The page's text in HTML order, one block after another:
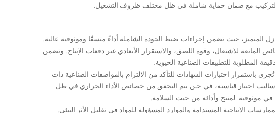
التركيب مع ضمان حماية شاملة في ظل مختلف ظروف التشغيل.
المتميز، حيث تضمن إجراءات ضبط الجودة الشاملة أداءً متسقًا وموثوقية عالية.
المانعة للاشتعال، وقوة اللصق، والاستقرار الأبعادي عبر دفعات الإنتاج. وتضمن
المطلوبة للتطبيقات الصناعية الحيوية.
باستمرار اختبارات الشهادات للتأكد من الالتزام بالمواصفات الصناعية ذات
اختبار قياسية، في حين يتم التحقق من خصائص الأداء الحراري في ظل
في موثوقية المنتج وأدائه من حيث السلامة.
الإنتاجية المستدامة والموارد المسؤولة للمواد في تقليل الأثر البيئي.